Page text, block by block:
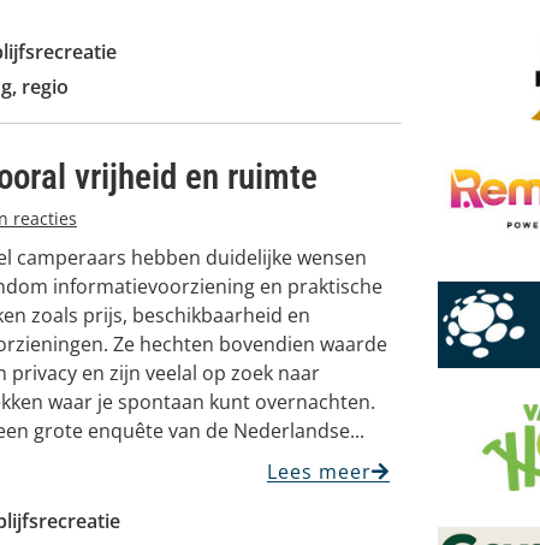
, regio
vrijheid en ruimte
reacties
camperaars hebben duidelijke wensen
informatievoorziening en praktische
zoals prijs, beschikbaarheid en
Ze hechten bovendien waarde
privacy en zijn veelal op zoek naar
waar je spontaan kunt overnachten.
grote enquête van de Nederlandse...
Lees meer